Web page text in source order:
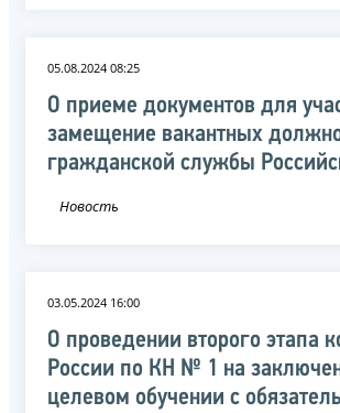
05.08.2024 08:25
О приеме документов для
замещение вакантных
гражданской службы
Новость
03.05.2024 16:00
О проведении второго этапа
России по КН № 1 на
целевом обучении с